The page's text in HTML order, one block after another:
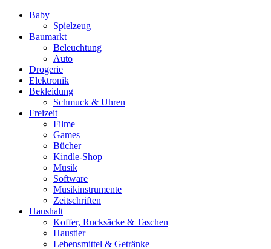
Baby
Spielzeug
Baumarkt
Beleuchtung
Auto
Drogerie
Elektronik
Bekleidung
Schmuck & Uhren
Freizeit
Filme
Games
Bücher
Kindle-Shop
Musik
Software
Musikinstrumente
Zeitschriften
Haushalt
Koffer, Rucksäcke & Taschen
Haustier
Lebensmittel & Getränke